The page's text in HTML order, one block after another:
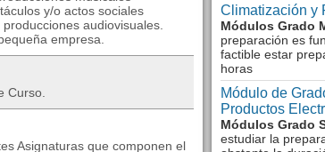
y/o actos sociales
audiovisuales.
empresa.
Curso.
Asignaturas que componen el
Climatización y
Módulos Grado
preparación es
factible estar
horas
Módulo de
Productos
Módulos Grado
estudiar la